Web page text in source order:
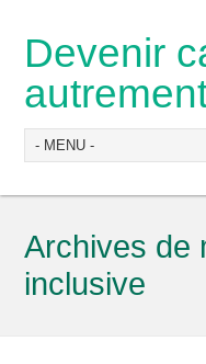
Devenir
Archives de
inclusive